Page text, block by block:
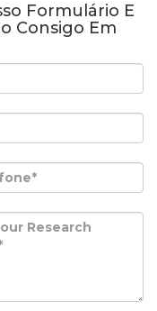
Formulário E
Consigo Em